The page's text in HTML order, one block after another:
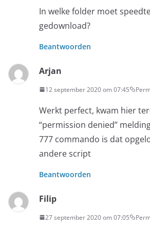
In welke folder moet
gedownload?
Beantwoorden
Arjan
12 september 2020 om 07:45
Werkt perfect, kwam hier
“permission denied”
777 commando is dat
andere script
Beantwoorden
Filip
27 september 2020 om 07:05